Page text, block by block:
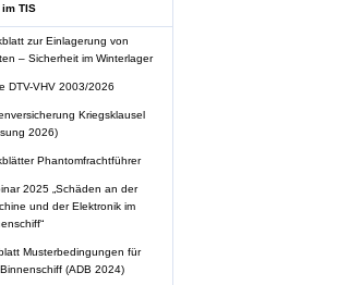
im TIS
zur Einlagerung von
– Sicherheit im Winterlager
DTV-VHV 2003/2026
Kriegsklausel
2026)
Phantomfrachtführer
2025 „Schäden an der
und der Elektronik im
Musterbedingungen für
(ADB 2024)